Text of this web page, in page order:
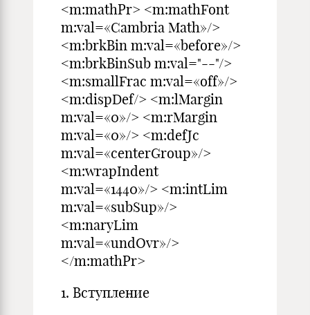
<m:mathPr> <m:mathFont
m:val=«Cambria Math»/>
<m:brkBin m:val=«before»/>
<m:brkBinSub m:val="--"/>
<m:smallFrac m:val=«off»/>
<m:dispDef/> <m:lMargin
m:val=«0»/> <m:rMargin
m:val=«0»/> <m:defJc
m:val=«centerGroup»/>
<m:wrapIndent
m:val=«1440»/> <m:intLim
m:val=«subSup»/>
<m:naryLim
m:val=«undOvr»/>
</m:mathPr>
1. Вступление